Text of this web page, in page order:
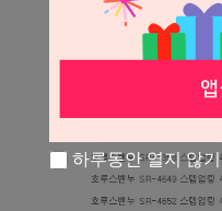
하루동안 열지 않기